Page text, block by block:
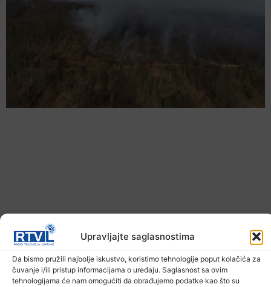
Upravljajte saglasnostima
Da bismo pružili najbolje iskustvo, koristimo tehnologije poput kolačića za
čuvanje i/ili pristup informacijama o uređaju. Saglasnost sa ovim
tehnologijama će nam omogućiti da obrađujemo podatke kao što su
U TK povećan broj požara
7. Augusta 2026.